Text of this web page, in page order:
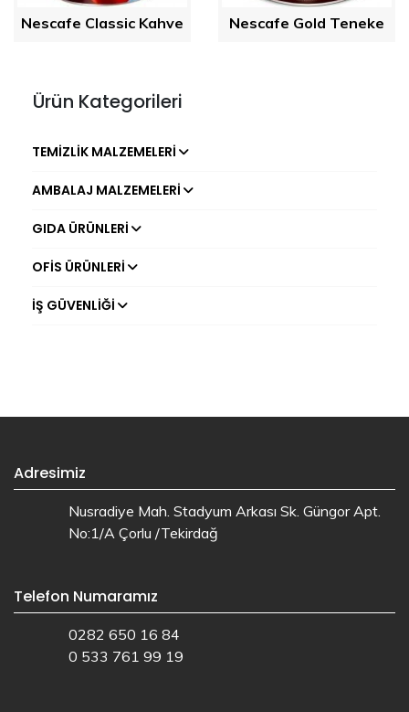
Ürün Kategorileri
TEMIZLIK MALZEMELERI
AMBALAJ MALZEMELERI
GIDA ÜRÜNLERI
OFIS ÜRÜNLERI
İŞ GÜVENLIĞI
Nescafe Classic Kahve Nescafe Gold Teneke
Adresimiz
Nusradiye Mah. Stadyum Arkası Sk. Güngor Apt.
No:1/A Çorlu /Tekirdağ
Telefon Numaramız
0282 650 16 84
0 533 761 99 19